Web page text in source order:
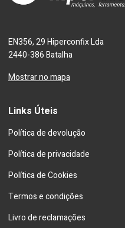
EN356, 29 Hiperconfix Lda
2440-386 Batalha
Mostrar no mapa
Links Úteis
Política de devolução
Política de privacidade
Política de Cookies
Termos e condições
Livro de reclamações